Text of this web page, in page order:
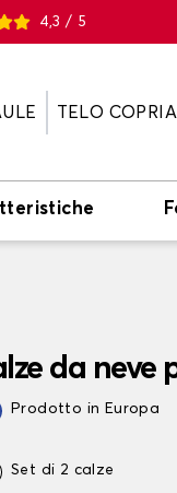
4,3 / 5
TELO
da neve
Prodotto in Europa
Set di 2 calze